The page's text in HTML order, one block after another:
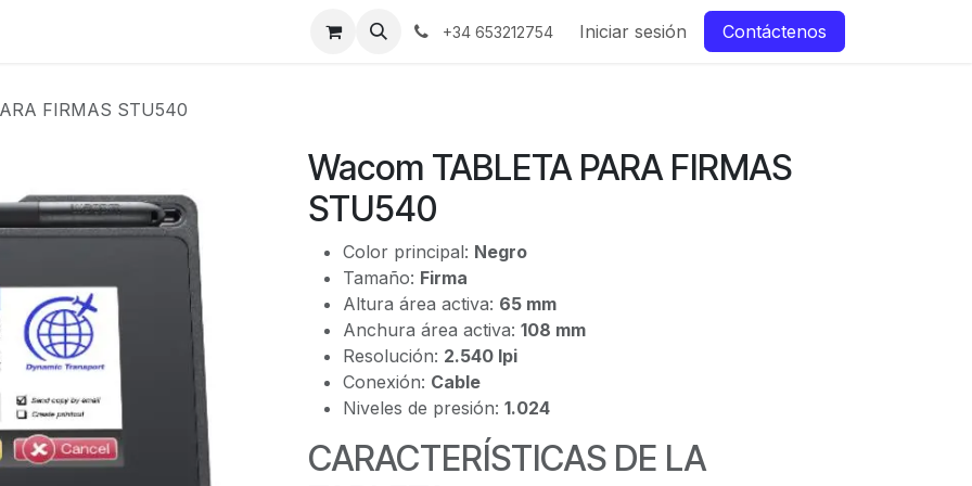
+34 653212754 Iniciar sesión Contáctenos
FIRMAS STU540
Wacom TABLETA PARA FIRMAS
STU540
Color principal: Negro
Tamaño: Firma
Altura área activa: 65 mm
Anchura área activa: 108 mm
Resolución: 2.540 lpi
Conexión: Cable
Niveles de presión: 1.024
CARACTERÍSTICAS DE LA